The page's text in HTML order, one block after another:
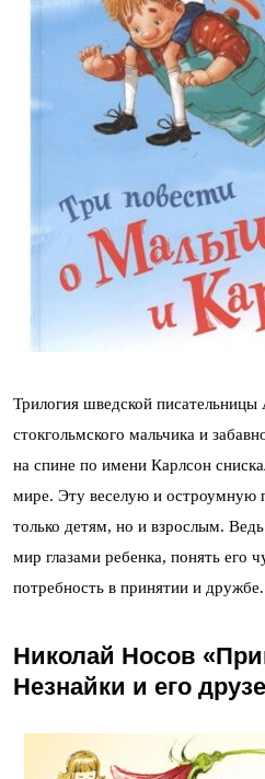
Трилогия шведской
стокгольмского мальчика и
на спине по имени Карлсон
мире. Эту веселую и остроумную
только детям, но и взрослым.
мир глазами ребенка, понять его
потребность в принятии и дружбе.
Николай Носов
Незнайки и его